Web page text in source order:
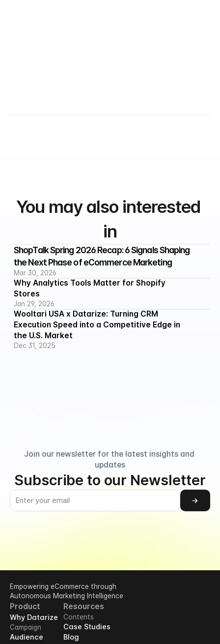
You may also interested
in
ShopTalk Spring 2026 Recap: 6 Signals Shaping
the Next Phase of eCommerce Marketing
Mar 30, 2026
Why Analytics Tools Matter for Shopify
Stores
Jan 29, 2026
Wooltari USA x Datarize: Turning CRM
Execution Speed into a Competitive Edge in
the U.S. Market
Dec 31, 2025
Join our newsletter for the latest insights and
updates
Subscribe to our Newsletter
→
Empowering eCommerce through
Autonomous Marketing Intelligence
Product
Why Datarize
Campaign
Audience
Resources
Contents
Case Studies
Blog